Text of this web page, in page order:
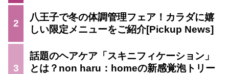
2
八王子で冬の体調管理フェア！カラダに嬉
しい限定メニューをご紹介
3
話題のヘアケア「スキニフィケーション」
とは？non haru：homeの新感覚泡トリー